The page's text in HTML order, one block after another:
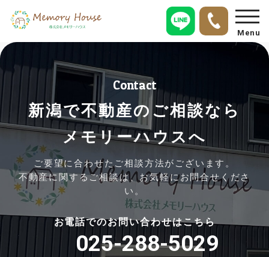
Menu
Contact
新潟で不動産のご相談なら
メモリーハウスへ
ご要望に合わせたご相談方法がございます。
不動産に関するご相談は、お気軽にお問合せくださ
い。
お電話でのお問い合わせはこちら
025-288-5029